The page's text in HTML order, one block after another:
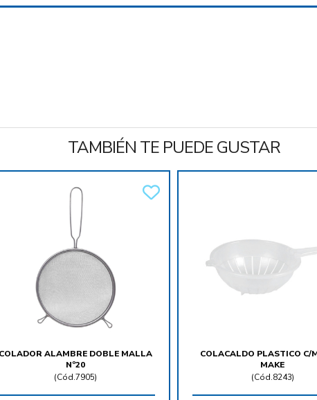
TAMBIÉN TE PUEDE GUSTAR
COLADOR ALAMBRE DOBLE MALLA
Nº20
(Cód.7905)
COLACALDO PLASTICO C/
MAKE
(Cód.8243)